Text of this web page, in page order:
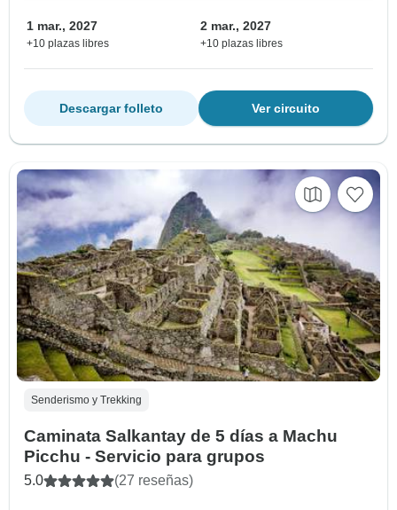
1 mar., 2027
+10 plazas libres
2 mar., 2027
+10 plazas libres
Ver circuito
Descargar folleto
Senderismo y Trekking
Caminata Salkantay de 5 días a Machu
Picchu - Servicio para grupos
5.0 (27 reseñas)